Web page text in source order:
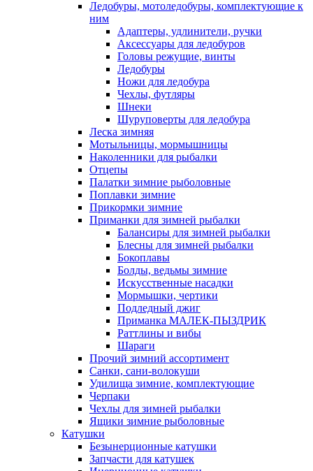
Ледобуры, мотоледобуры, комплектующие к
ним
Адаптеры, удлинители, ручки
Аксессуары для ледобуров
Головы режущие, винты
Ледобуры
Ножи для ледобура
Чехлы, футляры
Шнеки
Шуруповерты для ледобура
Леска зимняя
Мотыльницы, мормышницы
Наколенники для рыбалки
Отцепы
Палатки зимние рыболовные
Поплавки зимние
Прикормки зимние
Приманки для зимней рыбалки
Балансиры для зимней рыбалки
Блесны для зимней рыбалки
Бокоплавы
Болды, ведьмы зимние
Искусственные насадки
Мормышки, чертики
Подледный джиг
Приманка МАЛЕК-ПЫЗДРИК
Раттлины и вибы
Шараги
Прочий зимний ассортимент
Санки, сани-волокуши
Удилища зимние, комплектующие
Черпаки
Чехлы для зимней рыбалки
Ящики зимние рыболовные
Катушки
Безынерционные катушки
Запчасти для катушек